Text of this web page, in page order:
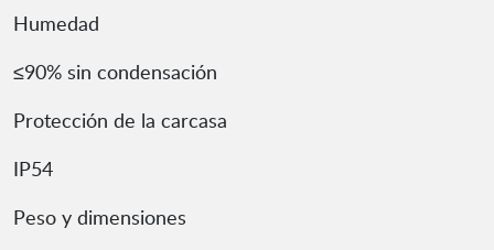
Humedad
≤90% sin condensación
Protección de la carcasa
IP54
Peso y dimensiones